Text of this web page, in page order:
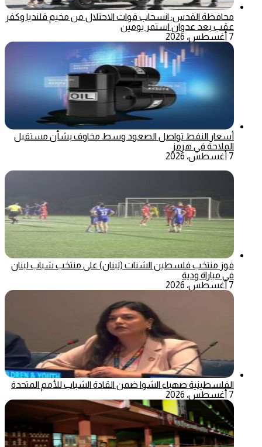
محافظة القدس: انسحاب قوات الاحتلال من مخيم قلنديا وكفر
عقب بعد عدوان استمر يومين
7 أغسطس، 2026
أسعار النفط تواصل الصعود وسط مخاوف بشأن مستقبل
الملاحة في هرمز
7 أغسطس، 2026
فوز منتخب فلسطين الشتات (لبنان) على منتخب شباب لبنان
في مباراة ودية
7 أغسطس، 2026
الفلسطينية صهباء الشوا ضمن القادة الشباب للأمم المتحدة
7 أغسطس، 2026